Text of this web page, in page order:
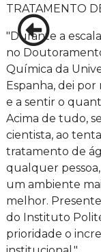
TRATAMENTO
"Durante a
no
Química da
Espanha, dei
e a sentir o
Acima de tudo,
cientista, ao
tratamento de
qualquer
um ambiente
melhor.
do Instituto
prioridade o